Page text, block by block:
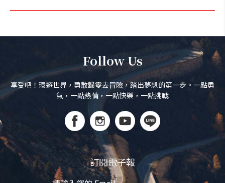
Follow Us
享受吧！環遊世界，勇敢歸零去冒險，踏出夢想的第一步。一點勇
氣，一點熱情，一點快樂，一點挑戰
訂閱電子報